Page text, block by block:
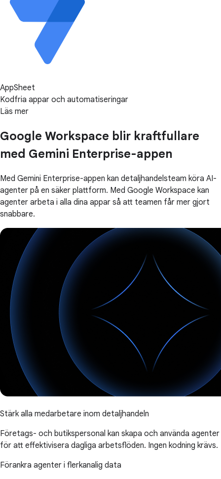
AppSheet
Kodfria appar och automatiseringar
Läs mer
Google Workspace blir kraftfullare
med Gemini Enterprise-appen
Med Gemini Enterprise-appen kan detaljhandelsteam köra AI-
agenter på en säker plattform. Med Google Workspace kan
agenter arbeta i alla dina appar så att teamen får mer gjort
snabbare.
Stärk alla medarbetare inom detaljhandeln
Företags- och butikspersonal kan skapa och använda agenter
för att effektivisera dagliga arbetsflöden. Ingen kodning krävs.
Förankra agenter i flerkanalig data